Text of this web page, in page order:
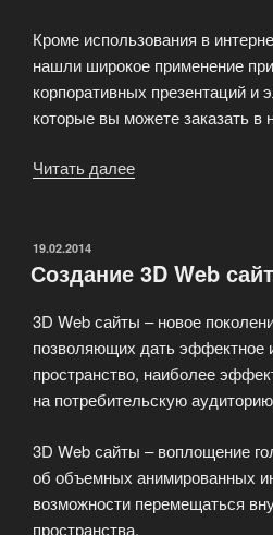
Кроме использования в
нашли широкое применение
корпоративных презентаций и
которые вы можете заказать в
Читать далее
ОПУБЛИКОВАНО
19.02.2014
Создание 3D Web
3D Web сайты – новое
позволяющих дать эффектное
пространство, наиболее
на потребительскую
3D Web сайты – воплощение
об объемных анимированных
возможности перемещаться
пространства.